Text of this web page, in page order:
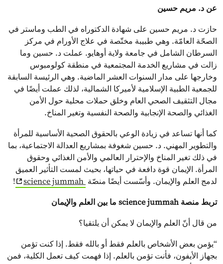
عن د. مريم حسين
حازت د. مريم حسين على شهادة الدكتوراه في الطب وماستر في
الصحّة العامّة. وهي طبيبة مختّصة في علاج الأورام في مركز
السرطان الشامل في جامعة ولاية أوهايو. عملت د. حسين وما
زالت في مشاريع الخدمة المجتمعية في منطقة كولومبوس
وخارجها على مدار السنوات العشر الماضية. وهي الرئيسة السابقة
للجمعية الطبية الإسلامية لأميركا الشمالية، لذلك عملت أيضًا في
مجال التثقيف الصحي العام وخلق حملات محلية حول الأمن
الغذائي والصحة الإنجابية والصحة النفسية وتغير المناخ.
كما أنها تساعد في زيادة الوعي بالحقوق الصحية الأساسية للمرأة
والتطوير المهني. د. حسين شغوفة بمشاريع العدالة الاجتماعية، بما
في ذلك تغير المناخ والإحترار العالمي والأمن الغذائي وحقوق
المرأة. الإيمان قوة دافعة في حياتها، بحيث لمست التأثير العميق
لدمج العلم والإيمان. وأسّست أيضًا منصّة
!
تربط منصة science jummah ما بين العلم والإيمان
من قال أنّ العلم والإيمان لا يمكن أن يلتقيا؟
“يؤمن بعض الأشخاص بالعلم فقط أو بالله فقط. إذا كنت تؤمن
بجهاز الأيفون، فأنت تؤمن بالعلم. إذا فهمت كيف تعمل الكلية، فمن